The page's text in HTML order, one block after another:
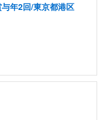
年2回/東京都港区